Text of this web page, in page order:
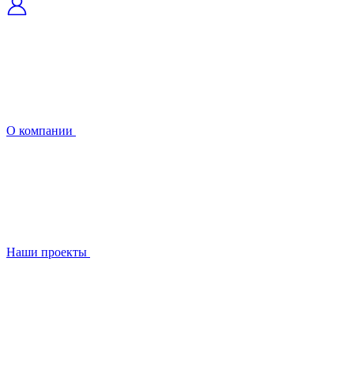
О компании
Наши проекты